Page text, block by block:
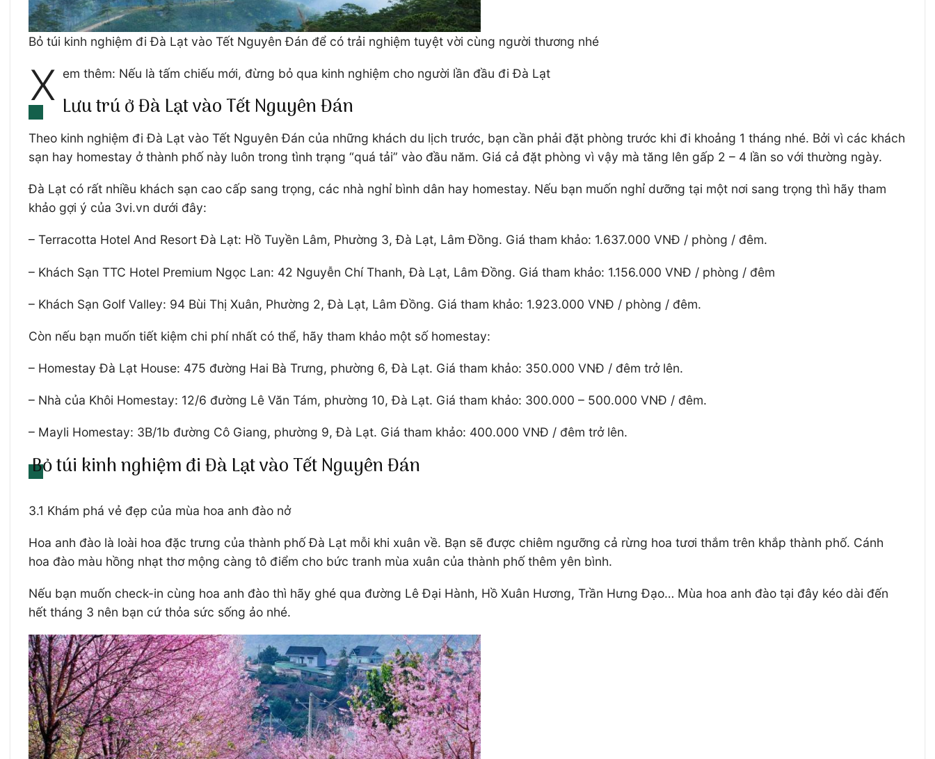
Bỏ túi kinh nghiệm đi Đà Lạt vào Tết Nguyên Đán để có trải nghiệm tuyệt vời cùng người thương nhé
X em thêm: Nếu là tấm chiếu mới, đừng bỏ qua kinh nghiệm cho người lần đầu đi Đà Lạt
Lưu trú ở Đà Lạt vào Tết Nguyên Đán
Theo kinh nghiệm đi Đà Lạt vào Tết Nguyên Đán của những khách du lịch trước, bạn cần phải đặt phòng trước khi đi khoảng 1 tháng nhé. Bởi vì các khách
sạn hay homestay ở thành phố này luôn trong tình trạng “quá tải” vào đầu năm. Giá cả đặt phòng vì vậy mà tăng lên gấp 2 – 4 lần so với thường ngày.
Đà Lạt có rất nhiều khách sạn cao cấp sang trọng, các nhà nghỉ bình dân hay homestay. Nếu bạn muốn nghỉ dưỡng tại một nơi sang trọng thì hãy tham
khảo gợi ý của 3vi.vn dưới đây:
– Terracotta Hotel And Resort Đà Lạt: Hồ Tuyền Lâm, Phường 3, Đà Lạt, Lâm Đồng. Giá tham khảo: 1.637.000 VNĐ / phòng / đêm.
– Khách Sạn TTC Hotel Premium Ngọc Lan: 42 Nguyễn Chí Thanh, Đà Lạt, Lâm Đồng. Giá tham khảo: 1.156.000 VNĐ / phòng / đêm
– Khách Sạn Golf Valley: 94 Bùi Thị Xuân, Phường 2, Đà Lạt, Lâm Đồng. Giá tham khảo: 1.923.000 VNĐ / phòng / đêm.
Còn nếu bạn muốn tiết kiệm chi phí nhất có thể, hãy tham khảo một số homestay:
– Homestay Đà Lạt House: 475 đường Hai Bà Trưng, phường 6, Đà Lạt. Giá tham khảo: 350.000 VNĐ / đêm trở lên.
– Nhà của Khôi Homestay: 12/6 đường Lê Văn Tám, phường 10, Đà Lạt. Giá tham khảo: 300.000 – 500.000 VNĐ / đêm.
– Mayli Homestay: 3B/1b đường Cô Giang, phường 9, Đà Lạt. Giá tham khảo: 400.000 VNĐ / đêm trở lên.
Bỏ túi kinh nghiệm đi Đà Lạt vào Tết Nguyên Đán
3.1 Khám phá vẻ đẹp của mùa hoa anh đào nở
Hoa anh đào là loài hoa đặc trưng của thành phố Đà Lạt mỗi khi xuân về. Bạn sẽ được chiêm ngưỡng cả rừng hoa tươi thắm trên khắp thành phố. Cánh
hoa đào màu hồng nhạt thơ mộng càng tô điểm cho bức tranh mùa xuân của thành phố thêm yên bình.
Nếu bạn muốn check-in cùng hoa anh đào thì hãy ghé qua đường Lê Đại Hành, Hồ Xuân Hương, Trần Hưng Đạo… Mùa hoa anh đào tại đây kéo dài đến
hết tháng 3 nên bạn cứ thỏa sức sống ảo nhé.